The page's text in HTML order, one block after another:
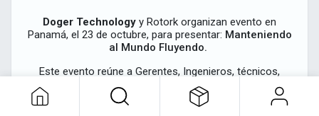
Doger Technology y Rotork organizan evento en
Panamá, el 23 de octubre, para presentar: Manteniendo
al Mundo Fluyendo.
Este evento reúne a Gerentes, Ingenieros, técnicos,
profesionales de diversas áreas que desean conocer
soluciones de control y automatización para sus
empresas. Las presentaciones y demostraciones de